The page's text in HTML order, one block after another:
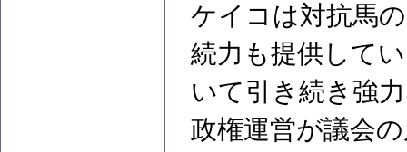
ケイコは対抗馬
続力も提供して
いて引き続き強
政権運営が議会